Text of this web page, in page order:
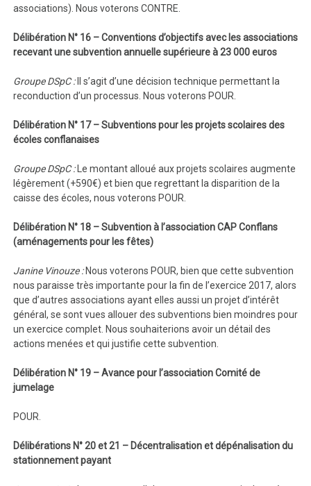
associations). Nous voterons CONTRE.
Délibération N° 16 – Conventions d’objectifs avec les associations
recevant une subvention annuelle supérieure à 23 000 euros
Groupe DSpC :
Il s’agit d’une décision technique permettant la
reconduction d’un processus. Nous voterons POUR.
Délibération N° 17 – Subventions pour les projets scolaires des
écoles conflanaises
Groupe DSpC :Le montant alloué aux projets scolaires augmente
légèrement (+590€) et bien que regrettant la disparition de la
caisse des écoles, nous voterons POUR.
Délibération N° 18 – Subvention à l’association CAP Conflans
(aménagements pour les fêtes)
Janine Vinouze : Nous voterons POUR, bien que cette subvention
nous paraisse très importante pour la fin de l’exercice 2017, alors
que d’autres associations ayant elles aussi un projet d’intérêt
général, se sont vues allouer des subventions bien moindres pour
un exercice complet. Nous souhaiterions avoir un détail des
actions menées et qui justifie cette subvention.
Délibération N° 19 – Avance pour l’association Comité de
jumelage
POUR.
Délibérations N° 20 et 21 – Décentralisation et dépénalisation du
stationnement payant